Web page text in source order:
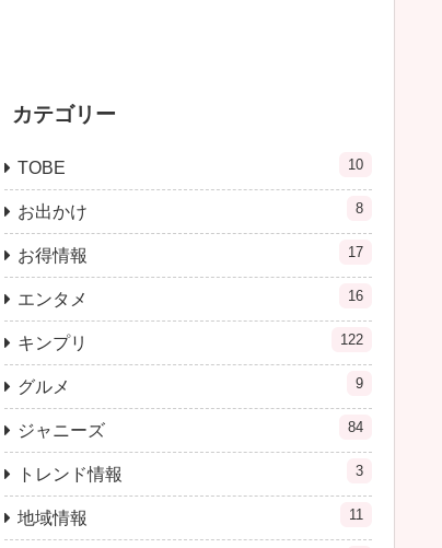
カテゴリー
TOBE 10
お出かけ 8
お得情報 17
エンタメ 16
キンプリ 122
グルメ 9
ジャニーズ 84
トレンド情報 3
地域情報 11